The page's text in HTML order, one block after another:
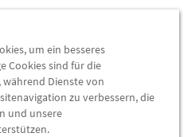
gekauft
um ein besseres
Cookies sind für die
Dienste von
zu verbessern, die
und unsere